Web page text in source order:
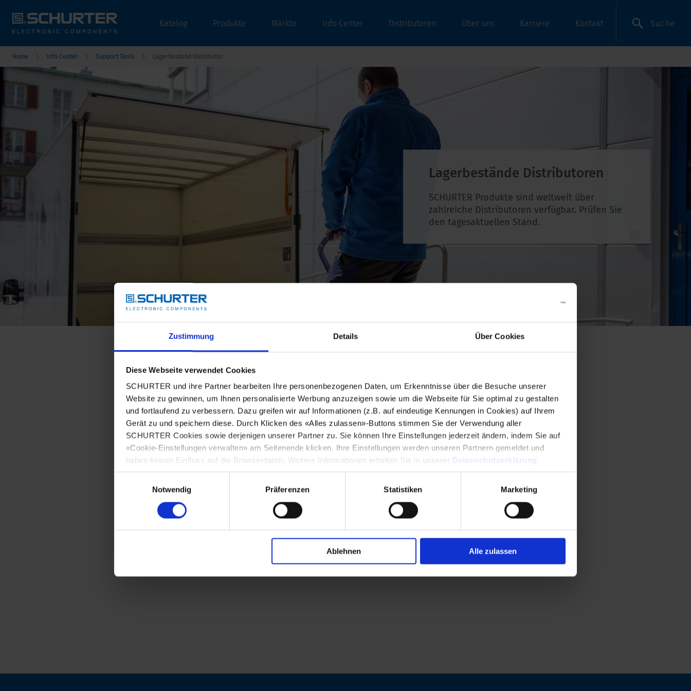
Zustimmung Details Über Cookies
Diese Webseite verwendet Cookies
SCHURTER und ihre Partner bearbeiten Ihre personenbezogenen Daten, um Erkenntnisse über die Besuche unserer
Website zu gewinnen, um Ihnen personalisierte Werbung anzuzeigen sowie um die Webseite für Sie optimal zu gestalten
und fortlaufend zu verbessern. Dazu greifen wir auf Informationen (z.B. auf eindeutige Kennungen in Cookies) auf Ihrem
Gerät zu und speichern diese. Durch Klicken des «Alles zulassen»-Buttons stimmen Sie der Verwendung aller
SCHURTER Cookies sowie derjenigen unserer Partner zu. Sie können Ihre Einstellungen jederzeit ändern, indem Sie auf
«Cookie-Einstellungen verwalten» am Seitenende klicken. Ihre Einstellungen werden unseren Partnern gemeldet und
haben keinen Einfluss auf die Browserdaten. Weitere Informationen erhalten Sie in unserer
Datenschutzerklärung
Notwendig
Präferenzen Statistiken Marketing
Ablehnen Alle zulassen
Katalog Produkte Märkte Info Center Distributoren Über uns Karriere Kontakt Suche
Home Info Center Support Tools Lagerbestand Distributor
Lagerbestände Distributoren
SCHURTER Produkte sind weltweit über
zahlreiche Distributoren verfügbar. Prüfen Sie
den tagesaktuellen Stand.